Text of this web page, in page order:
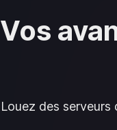
Vos
Louez des